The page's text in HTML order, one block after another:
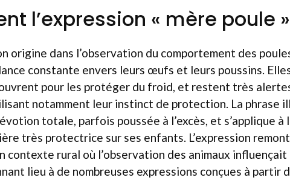
l’expression « mère poule
origine dans l’observation du comportement des
constante envers leurs œufs et leurs poussins.
pour les protéger du froid, et restent très
notamment leur instinct de protection. La phrase
totale, parfois poussée à l’excès, et s’applique à
très protectrice sur ses enfants. L’expression
contexte rural où l’observation des animaux
lieu à de nombreuses expressions conçues à partir